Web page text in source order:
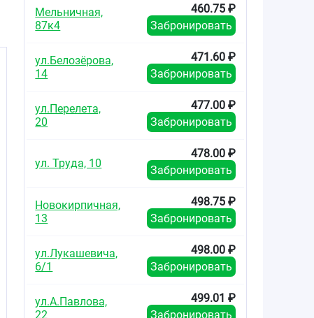
Мельничная,
87к4
460.75 ₽
Забронировать
ул.Белозёрова,
14
471.60 ₽
Забронировать
ул.Перелета,
20
477.00 ₽
Забронировать
ул. Труда, 10
478.00 ₽
Забронировать
Новокирпичная,
13
498.75 ₽
Забронировать
ул.Лукашевича,
6/1
498.00 ₽
Забронировать
ул.А.Павлова,
22
499.01 ₽
Забронировать